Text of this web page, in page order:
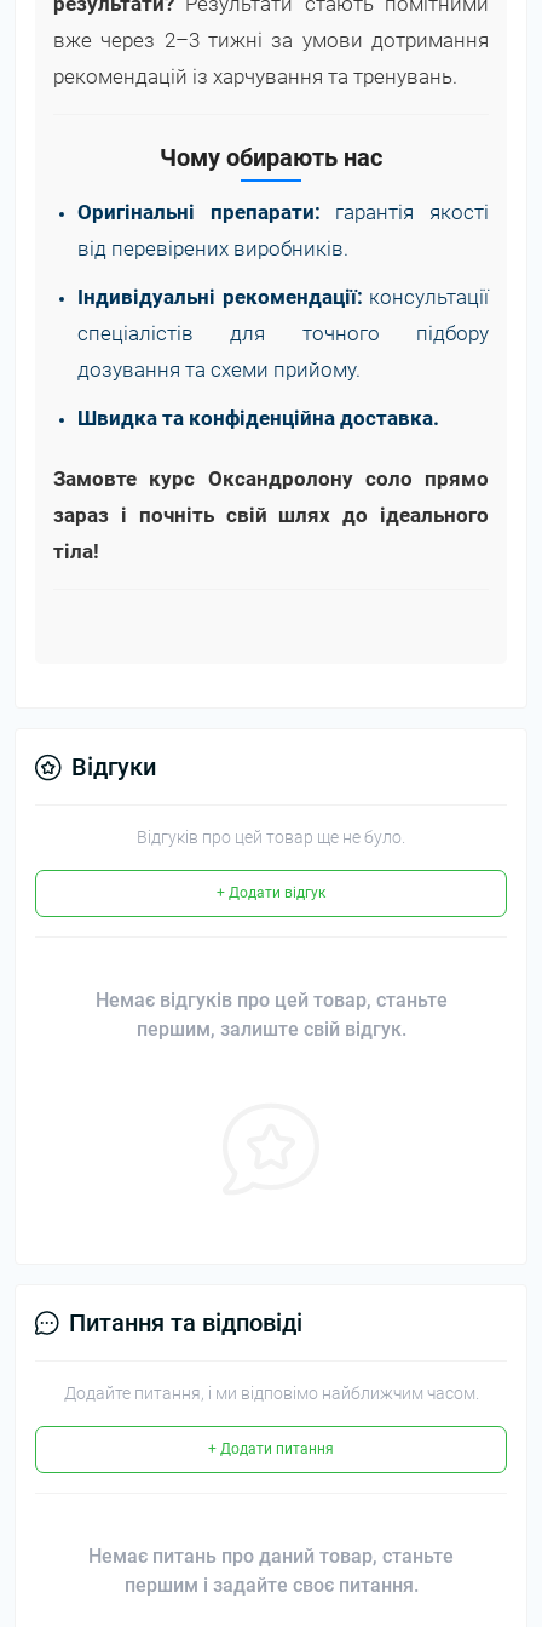
вже через 2–3 тижні за умови дотримання
рекомендацій із харчування та тренувань.
Чому обирають нас
Оригінальні препарати: гарантія якості
від перевірених виробників.
Індивідуальні рекомендації: консультації
спеціалістів для точного підбору
дозування та схеми прийому.
Швидка та конфіденційна доставка.
Замовте курс Оксандролону соло прямо
зараз і почніть свій шлях до ідеального
тіла!
Відгуки
Відгуків про цей товар ще не було.
+ Додати відгук
Немає відгуків про цей товар, станьте
першим, залиште свій відгук.
Питання та відповіді
Додайте питання, і ми відповімо найближчим часом.
+ Додати питання
Немає питань про даний товар, станьте
першим і задайте своє питання.